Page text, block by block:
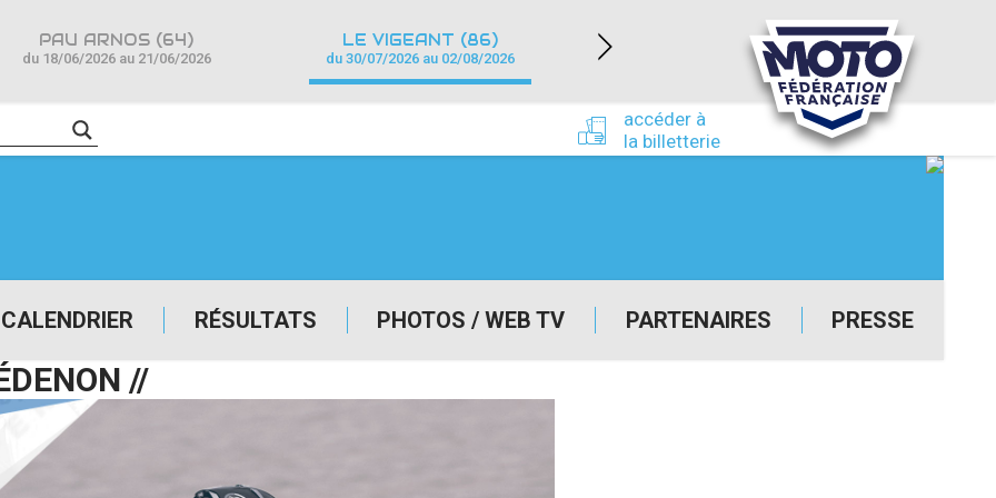
CALENDRIER RÉSULTATS PHOTOS / WEB TV PARTENAIRES PRESSE
accéder à
la billetterie
PAU ARNOS (64)
du 18/06/2026 au 21/06/2026
LE VIGEANT (86)
du 30/07/2026 au 02/08/2026
NEVERS MAGNY-COURS (58)
du 24/09/2026 au 27/09/2026
//